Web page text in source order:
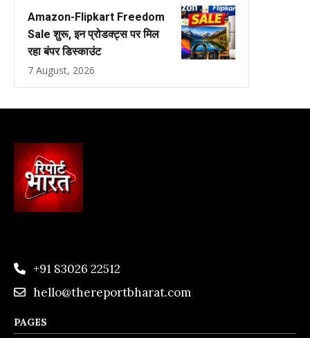
Amazon-Flipkart Freedom
Sale शुरू, इन प्रोडक्ट्स पर मिल
रहा बंपर डिस्काउंट
7 August, 2026
+91 83026 22512
hello@thereportbharat.com
PAGES